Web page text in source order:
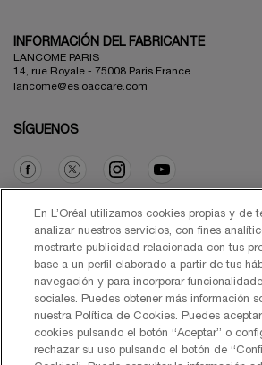
INFORMACIÓN DEL FABRICANTE
LANCOME PARIS
14, rue Royale - 75008 Paris France
lancome@es.oaccare.com
SÍGUENOS
Opción de compra
€ - ES (ES)
© Lancôme 2026
En L’Oréal utilizamos cookies propias y de
analizar nuestros servicios, con fines
mostrarte publicidad relacionada con tus
base a un perfil elaborado a partir de tus
navegación y para incorporar
sociales. Puedes obtener más información
nuestra Política de Cookies. Puedes
cookies pulsando el botón “Aceptar” o
rechazar su uso pulsando el botón de